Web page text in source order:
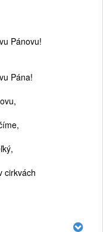
Pánovu!
Pána!
cirkvách